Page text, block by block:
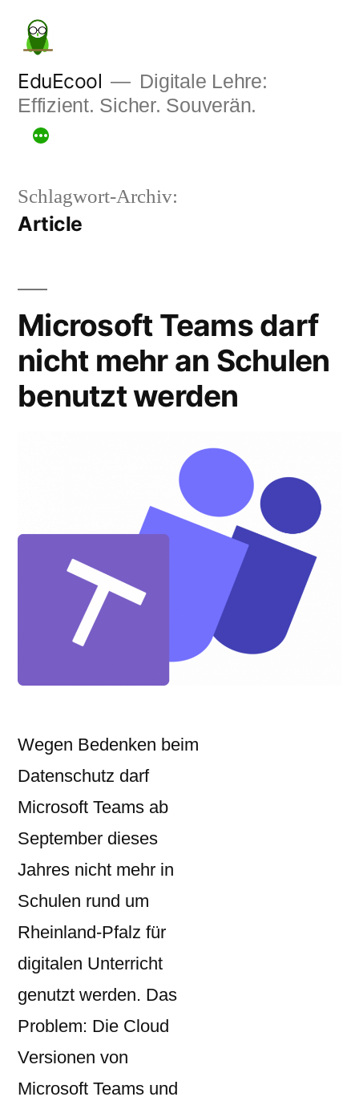
Zum
Inhalt
springen
EduEcool
Digitale Lehre:
Effizient. Sicher. Souverän.
Schlagwort-Archiv:
Article
Microsoft Teams darf
nicht mehr an Schulen
benutzt werden
Wegen Bedenken beim
Datenschutz darf
Microsoft Teams ab
September dieses
Jahres nicht mehr in
Schulen rund um
Rheinland-Pfalz für
digitalen Unterricht
genutzt werden. Das
Problem: Die Cloud
Versionen von
Microsoft Teams und